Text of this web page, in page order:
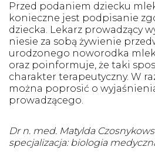
Przed podaniem dziecku
konieczne jest podpisanie
dziecka. Lekarz prowadzący
niesie za sobą żywienie
urodzonego noworodka
oraz poinformuje, że taki
charakter terapeutyczny. W
można poprosić o
prowadzącego.
Dr n. med. Matylda
specjalizacja: biologia